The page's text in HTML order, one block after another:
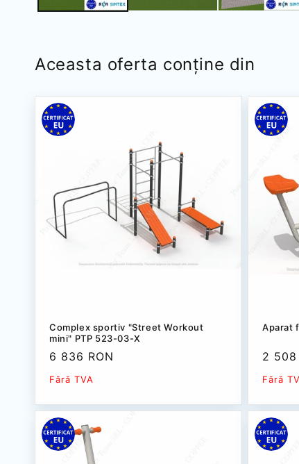
Aceasta oferta conține din
Complex sportiv "Street Workout
mini" PTP 523-03-Х
Preț
redus
6 836 RON
Fără TVA
Aparat
Preț
redus
2 508
Fără